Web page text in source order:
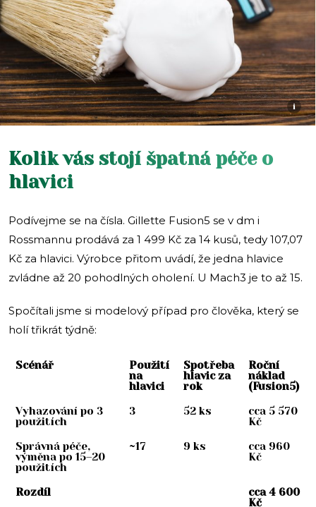
i
Kolik vás stojí špatná péče o
hlavici
Podívejme se na čísla. Gillette Fusion5 se v dm i
Rossmannu prodává za 1 499 Kč za 14 kusů, tedy 107,07
Kč za hlavici. Výrobce přitom uvádí, že jedna hlavice
zvládne až 20 pohodlných oholení. U Mach3 je to až 15.
Spočítali jsme si modelový případ pro člověka, který se
holí třikrát týdně:
Scénář
Použití
na
hlavici
Spotřeba
hlavic za
rok
Roční
náklad
(Fusion5)
Vyhazování po 3
použitích
3 52 ks
cca 5 570
Kč
Správná péče,
výměna po 15–20
použitích
~17 9 ks
cca 960
Kč
Rozdíl
cca 4 600
Kč